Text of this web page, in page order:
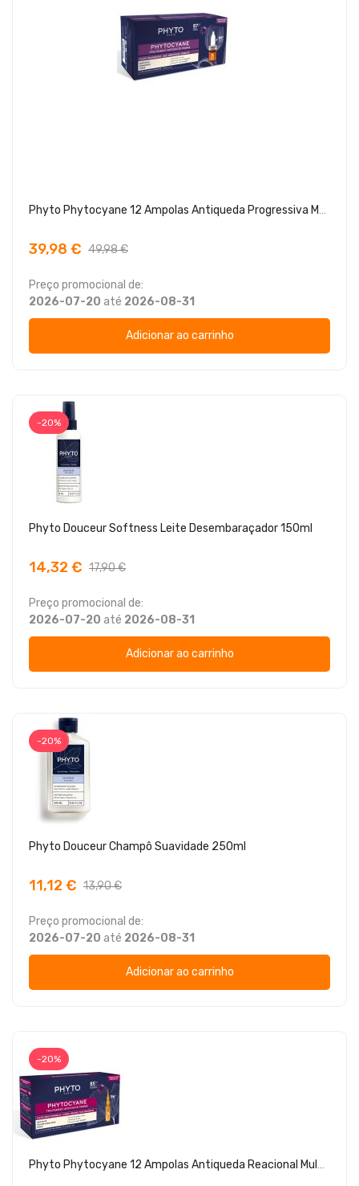
Phyto Phytocyane 12 Ampolas Antiqueda Progressiva Mulher
39,98 € 49,98 €
Preço promocional de:
2026-07-20 até 2026-08-31
Adicionar ao carrinho
-20%
Phyto Douceur Softness Leite Desembaraçador 150ml
14,32 € 17,90 €
Preço promocional de:
2026-07-20 até 2026-08-31
Adicionar ao carrinho
-20%
Phyto Douceur Champô Suavidade 250ml
11,12 € 13,90 €
Preço promocional de:
2026-07-20 até 2026-08-31
Adicionar ao carrinho
-20%
Phyto Phytocyane 12 Ampolas Antiqueda Reacional Mulher